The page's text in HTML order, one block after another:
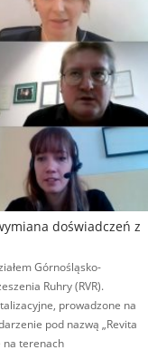
doświadczeń z
Górnośląsko-
Ruhry (RVR).
prowadzone na
pod nazwą „Revita
na terenach